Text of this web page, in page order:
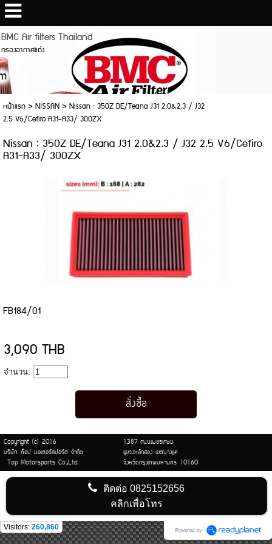
BMC Air filters Thailand
กรองอากาศแต่ง
หน้าแรก>NISSAN>Nissan : 350Z DE/Teana J31 2.0&2.3 / J32
2.5 V6/Cefiro A31-A33/ 300ZX
Nissan : 350Z DE/Teana J31 2.0&2.3 / J32 2.5 V6/Cefiro
A31-A33/ 300ZX
FB184/01
3,090 THB
จำนวน:
Copyright (c) 2016
1387 ถนนเพชรเกษม
บริษัท ท็อป มอเตอร์สปอร์ต จำกัด
แขวงหลักสอง เขตบางแค
Top Motorsports Co.,Ltd.
จังหวัดกรุงเทพมหานคร 10160
ติดต่อ0825152656
คลิกเพื่อโทร
Visitors: 260,860